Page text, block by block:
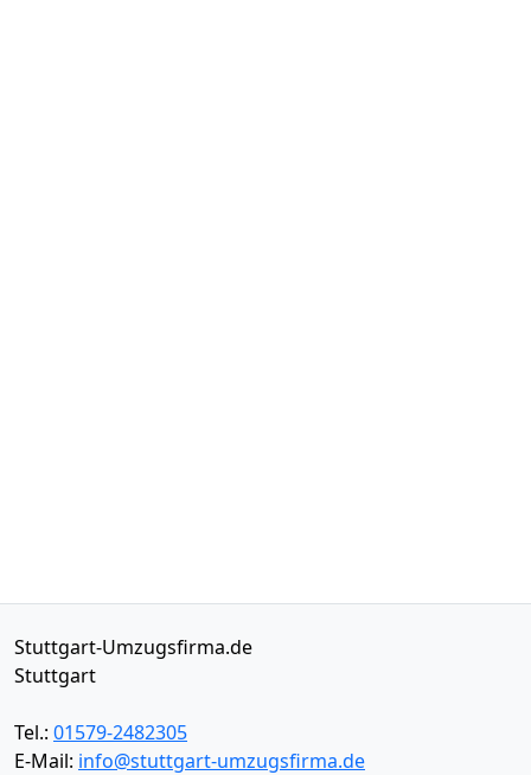
Stuttgart-Umzugsfirma.de
Stuttgart
Tel.: 01579-2482305
E-Mail: info@stuttgart-umzugsfirma.de